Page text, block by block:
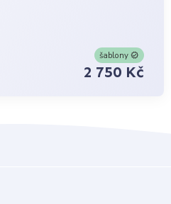
šablony
2 750 Kč